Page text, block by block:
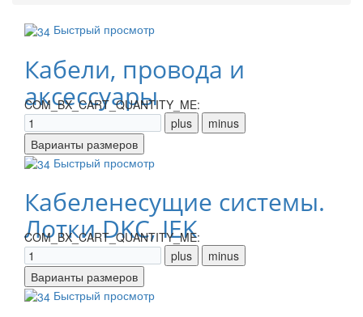
Быстрый просмотр
Кабели, провода и
аксессуары
COM_BX_CART_QUANTITY_ME:
Быстрый просмотр
Кабеленесущие системы.
Лотки DKC, IEK
COM_BX_CART_QUANTITY_ME:
Быстрый просмотр